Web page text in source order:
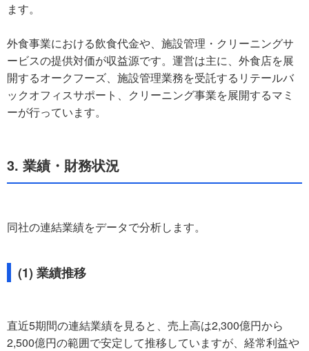
ます。
外食事業における飲食代金や、施設管理・クリーニングサ
ービスの提供対価が収益源です。運営は主に、外食店を展
開するオークフーズ、施設管理業務を受託するリテールバ
ックオフィスサポート、クリーニング事業を展開するマミ
ーが行っています。
3. 業績・財務状況
同社の連結業績をデータで分析します。
(1) 業績推移
直近5期間の連結業績を見ると、売上高は2,300億円から
2,500億円の範囲で安定して推移していますが、経常利益や